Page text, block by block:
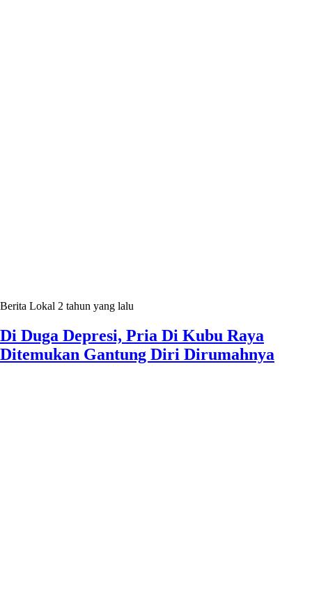
Berita Lokal 2 tahun yang lalu
Di Duga Depresi, Pria Di Kubu Raya
Ditemukan Gantung Diri Dirumahnya